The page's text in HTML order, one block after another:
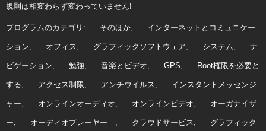
規則は相変わらず変わっていません!
プログラムのカテゴリ: そのほか インターネットとコミュニケー
ション オフィス グラフィックソフトウェア システム ナ
ビゲーション 勉強 音楽とビデオ GPS Root権限を必要と
する アクセス制限 アンチウイルス インスタントメッセンジ
ャー オンラインオーディオ オンラインビデオ オーガナイザ
ー オーディオプレーヤー クラウドサービス グラフィック